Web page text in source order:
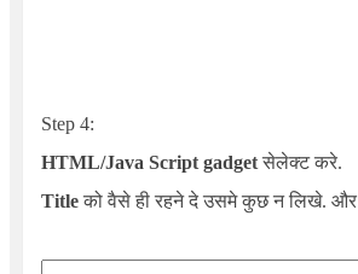
Step 4:
HTML/Java Script gadgetसेलेक्ट करे.
Title को वैसे ही रहने दे उसमे कुछ न लिखे. और